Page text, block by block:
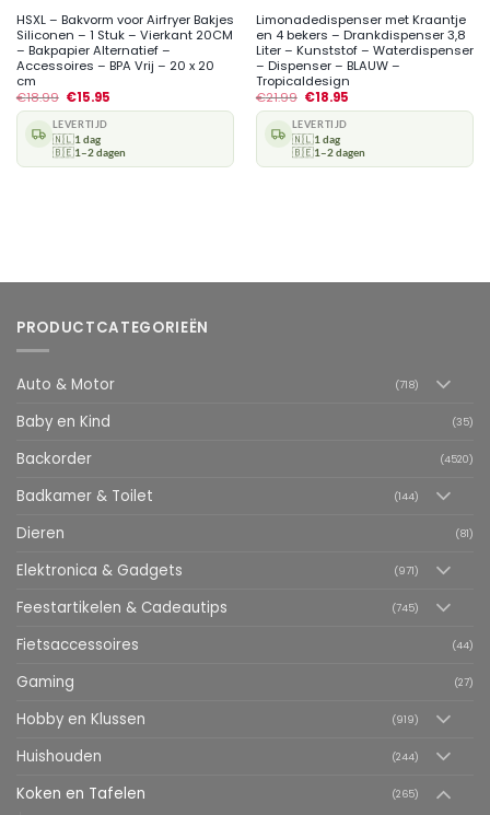
HSXL – Bakvorm voor Airfryer Bakjes
Siliconen – 1 Stuk – Vierkant 20CM
– Bakpapier Alternatief –
Accessoires – BPA Vrij – 20 x 20
cm
€18.99 €15.95
LEVERTIJD
🇳🇱1 dag
🇧🇪1–2 dagen
Limonadedispenser met Kraantje
en 4 bekers – Drankdispenser 3,8
Liter – Kunststof – Waterdispenser
– Dispenser – BLAUW –
Tropicaldesign
€21.99 €18.95
LEVERTIJD
🇳🇱1 dag
🇧🇪1–2 dagen
PRODUCTCATEGORIEËN
Auto & Motor (718)
Baby en Kind (35)
Backorder (4520)
Badkamer & Toilet (144)
Dieren (81)
Elektronica & Gadgets (971)
Feestartikelen & Cadeautips (745)
Fietsaccessoires (44)
Gaming (27)
Hobby en Klussen (919)
Huishouden (244)
Koken en Tafelen (265)